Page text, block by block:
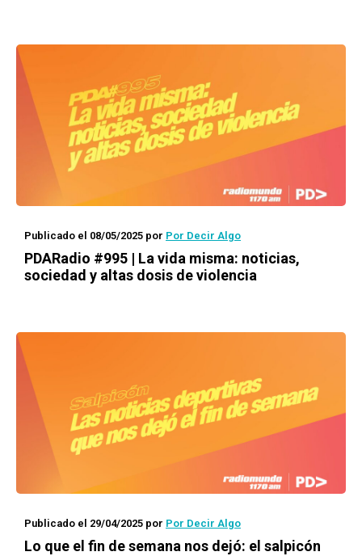
Publicado el 08/05/2025 por Por Decir Algo
PDARadio #995 | La vida misma: noticias,
sociedad y altas dosis de violencia
Publicado el 29/04/2025 por Por Decir Algo
Lo que el fin de semana nos dejó: el salpicón